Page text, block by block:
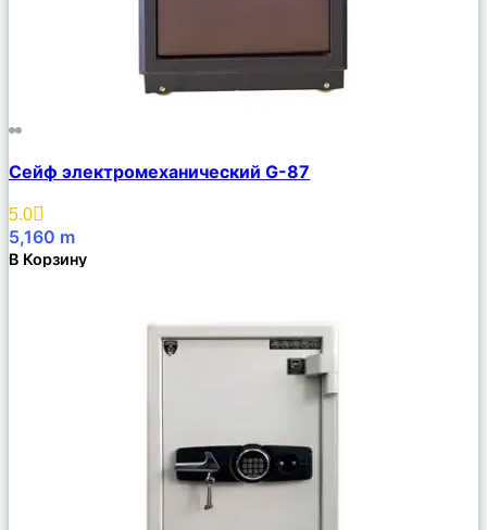
Описание
Избранное
Сейф электромеханический G-87
5.0
5,160 m
В Корзину